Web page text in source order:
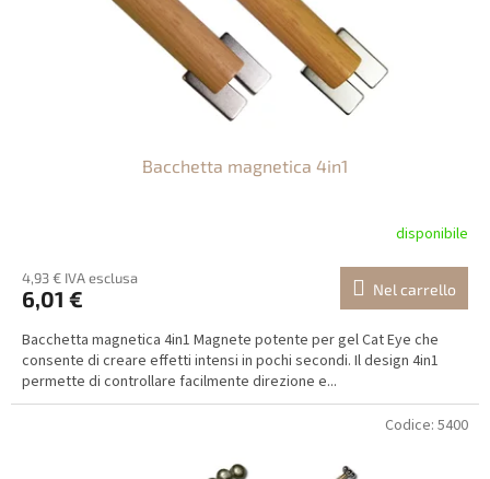
Bacchetta magnetica 4in1
disponibile
4,93 € IVA esclusa
6,01 € Nel carrello
Bacchetta magnetica 4in1 Magnete potente per gel Cat Eye che
consente di creare effetti intensi in pochi secondi. Il design 4in1
permette di controllare facilmente direzione e...
Codice: 5400